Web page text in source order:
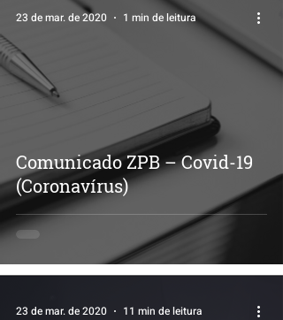
Comunicado ZPB – Covid-19
(Coronavírus)
23 de mar. de 2020 1 min de leitura
23 de mar. de 2020 11 min de leitura